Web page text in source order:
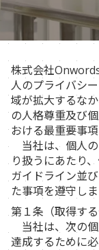
株式会社
人のプライバシ
域が拡大するな
の人格尊重及び
おける最重要事
当社は、個人
り扱うにあたり
ガイドライン並
た事項を遵守しま
第１条（取得す
当社は、次の
達成するために